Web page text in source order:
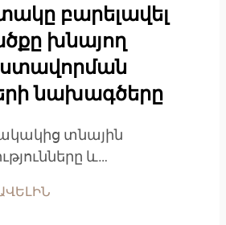
բարելավել
խնայող
նախագծերը
տնային
և
են նորարարական